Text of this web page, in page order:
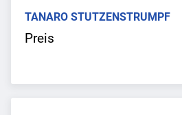
TANARO STUTZENSTRUMPF
Preis